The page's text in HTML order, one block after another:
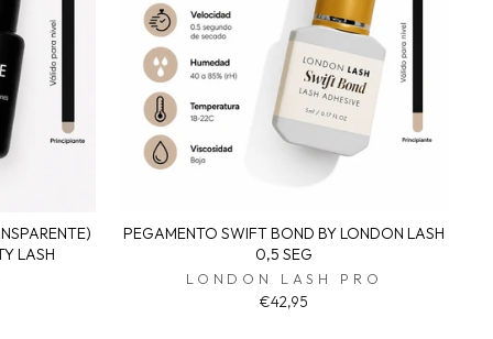
LASH
PEGAMENTO SWIFT BOND BY LONDON LASH
0,5 SEG
LONDON LASH PRO
€42,95